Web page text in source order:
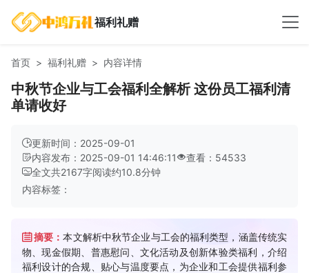
福利礼赠
首页 福利礼赠 内容详情
中秋节企业与工会福利全解析 这份员工福利清
单请收好
更新时间：2025-09-01
内容发布：2025-09-01 14:46:11
查看：54533
全文共2167字阅读约10.8分钟
内容标签：
摘要：本文解析中秋节企业与工会的福利类型，涵盖传统实
物、现金假期、普惠慰问、文化活动及创新体验类福利，介绍
福利设计的合规、贴心与温度要点，为企业和工会提供福利参